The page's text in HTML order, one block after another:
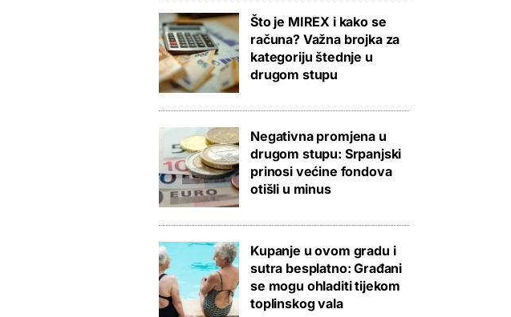
Što je MIREX i kako se
računa? Važna brojka za
kategoriju štednje u
drugom stupu
Negativna promjena u
drugom stupu: Srpanjski
prinosi većine fondova
otišli u minus
Kupanje u ovom gradu i
sutra besplatno: Građani
se mogu ohladiti tijekom
toplinskog vala